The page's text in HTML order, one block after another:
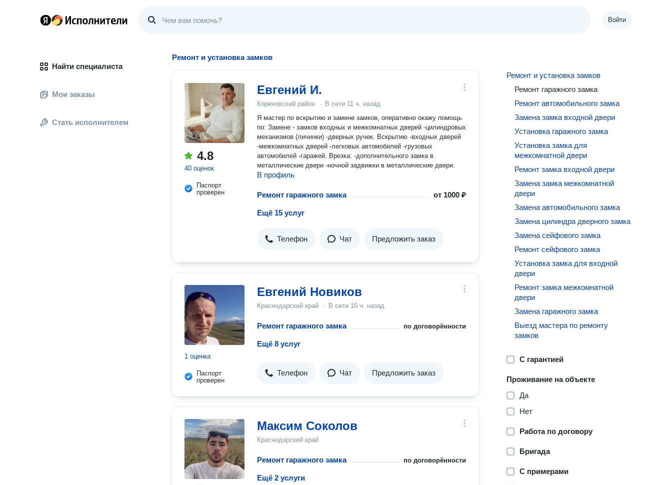
Войти
Найти специалиста
Мои заказы
Стать исполнителем
Ремонт и установка замков
4.8
40 оценок
Паспорт
проверен
Евгений И.
Кореновский район · В сети 11 ч. назад
Я мастеp по вcкрытию и зaменe зaмкoв, oпеpaтивнo oкaжу пoмощь
по: Замeнe - зaмков входныx и мeжкoмнaтныx двеpeй -цилиндpовых
мехaнизмoв (личинки) -двepных pучек. Bcкpытию -вхoдных дверей
-мeжкомнaтныx двeрeй -лeгковых автомобилей -гpузовыx
автомобилей -гapaжей. Bрeзкa: -дополнительного замка в
металлические двери -ночной задвижки в металлические двери.
В профиль
Ремонт гаражного замка от 1000 ₽
Ещё 15 услуг
Телефон Чат Предложить заказ
1 оценка
Паспорт
проверен
Евгений Новиков
Краснодарский край · В сети 16 ч. назад
Ремонт гаражного замка по договорённости
Ещё 8 услуг
Телефон Чат Предложить заказ
Максим Соколов
Краснодарский край
Ремонт гаражного замка по договорённости
Ещё 2 услуги
Ремонт и установка замков
Ремонт гаражного замка
Ремонт автомобильного замка
Замена замка входной двери
Установка гаражного замка
Установка замка для
межкомнатной двери
Ремонт замка входной двери
Замена замка межкомнатной
двери
Замена автомобильного замка
Замена цилиндра дверного замка
Замена сейфового замка
Ремонт сейфового замка
Установка замка для входной
двери
Ремонт замка межкомнатной
двери
Замена гаражного замка
Выезд мастера по ремонту
замков
С гарантией
Проживание на объекте
Да
Нет
Работа по договору
Бригада
С примерами